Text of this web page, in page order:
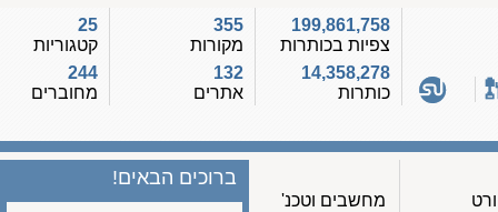
199,861,758
צפיות בכותרות
14,358,278
כותרות
355
מקורות
132
אתרים
קטגוריות
244
מחוברים
מחשבים וטכנ'
ברוכים הבאים!